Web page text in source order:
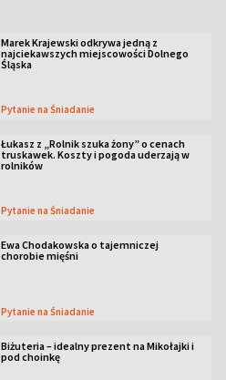
Marek Krajewski odkrywa jedną z
najciekawszych miejscowości Dolnego
Śląska
Pytanie na Śniadanie
Łukasz z „Rolnik szuka żony” o cenach
truskawek. Koszty i pogoda uderzają w
rolników
Pytanie na Śniadanie
Ewa Chodakowska o tajemniczej
chorobie mięśni
Pytanie na Śniadanie
Biżuteria – idealny prezent na Mikołajki i
pod choinkę